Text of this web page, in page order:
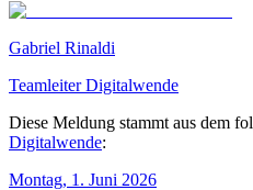
Gabriel Rinaldi
Teamleiter Digitalwende
Diese Meldung stammt aus dem
Digitalwende:
Montag, 1. Juni 2026